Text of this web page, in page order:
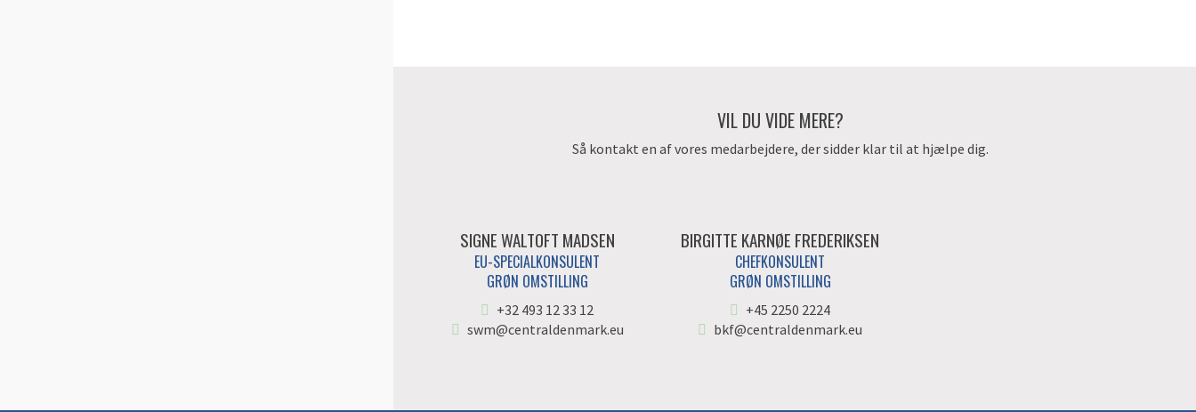
VIL DU VIDE MERE?
Så kontakt en af vores medarbejdere, der sidder klar til at hjælpe dig.
SIGNE WALTOFT MADSEN
EU-SPECIALKONSULENT
GRØN OMSTILLING
+32 493 12 33 12
swm@centraldenmark.eu
BIRGITTE KARNØE FREDERIKSEN
CHEFKONSULENT
GRØN OMSTILLING
+45 2250 2224
bkf@centraldenmark.eu